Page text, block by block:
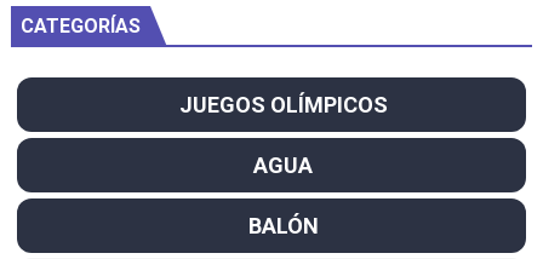
CATEGORÍAS
JUEGOS OLÍMPICOS
AGUA
BALÓN